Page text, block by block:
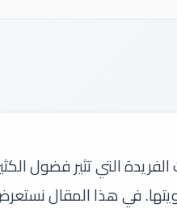
التي تثير فضول
في هذا المقال